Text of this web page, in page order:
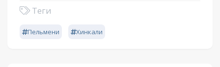
Теги
Пельмени Хинкали